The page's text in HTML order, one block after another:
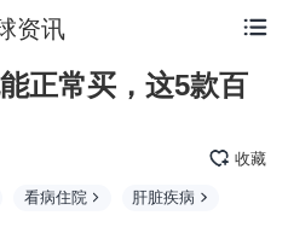
资讯
正常买，这5款百
收藏
看病住院 肝脏疾病